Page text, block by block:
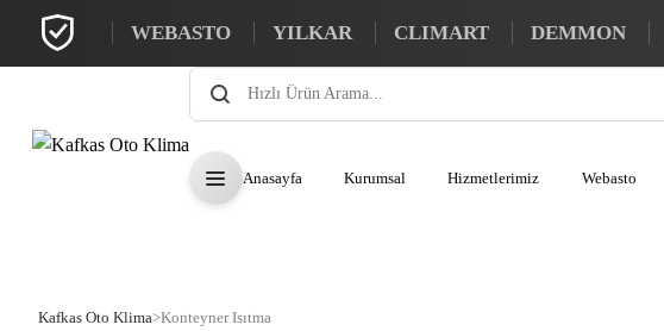
WEBASTO YILKAR CLIMART DEMMON
Products
search
Anasayfa Kurumsal Hizmetlerimiz Webasto
Kafkas Oto Klima>Konteyner Isıtma